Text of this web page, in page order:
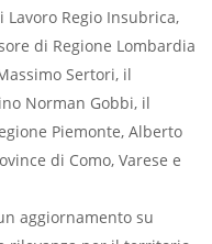
Regio Insubrica,
di Regione Lombardia
Sertori, il
Norman Gobbi, il
Piemonte, Alberto
di Como, Varese e
aggiornamento su